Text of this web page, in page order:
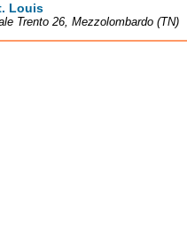
Louis
Trento 26, Mezzolombardo (TN)